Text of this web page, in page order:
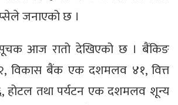
जनाएको छ ।
आज रातो देखिएको छ । बैंकिङ
विकास बैंक एक दशमलव ४१, वित्त
तथा पर्यटन एक दशमलव शून्य